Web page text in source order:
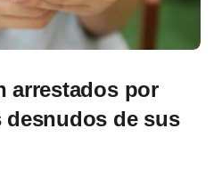
arrestados por
desnudos de sus